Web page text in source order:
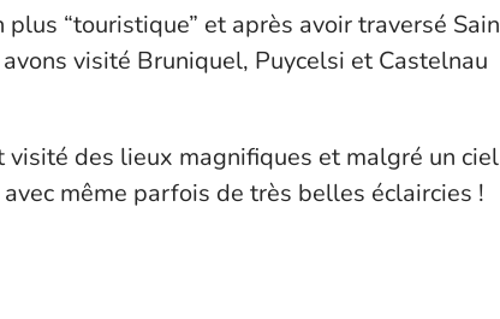
“touristique” et après avoir traversé
visité Bruniquel, Puycelsi et Castelnau
des lieux magnifiques et malgré un ciel
même parfois de très belles éclaircies !